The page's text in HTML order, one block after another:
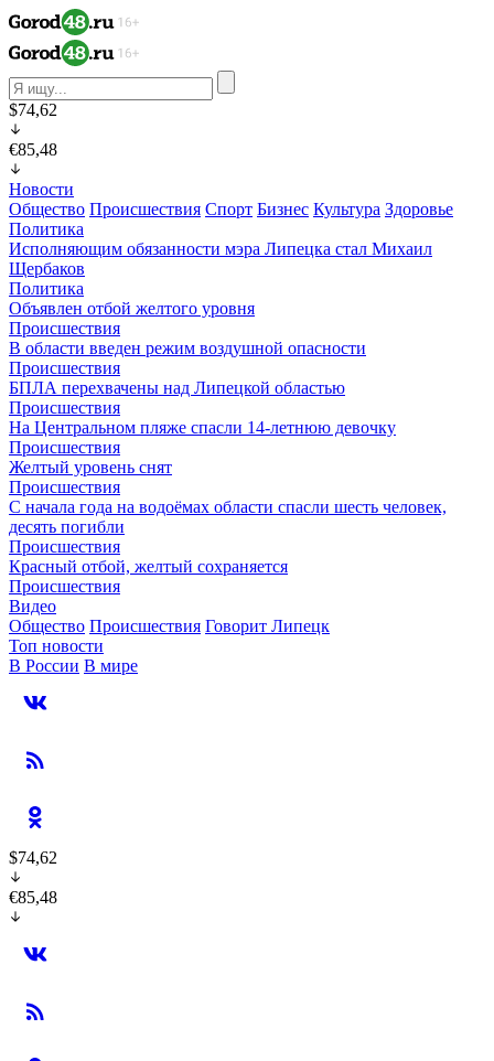
$74,62
€85,48
Новости
Общество Происшествия Спорт Бизнес Культура Здоровье
Политика
Исполняющим обязанности мэра Липецка стал Михаил
Щербаков
Политика
Объявлен отбой желтого уровня
Происшествия
В области введен режим воздушной опасности
Происшествия
БПЛА перехвачены над Липецкой областью
Происшествия
На Центральном пляже спасли 14-летнюю девочку
Происшествия
Желтый уровень снят
Происшествия
С начала года на водоёмах области спасли шесть человек,
десять погибли
Происшествия
Красный отбой, желтый сохраняется
Происшествия
Видео
Общество Происшествия Говорит Липецк
Топ новости
В России В мире
$74,62
€85,48